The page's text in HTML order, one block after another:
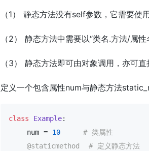
（1） 静态方法没有self参数，它需要使
（2） 静态方法中需要以“类名.方法/属性
（3） 静态方法即可由对象调用，亦可直
定义一个包含属性num与静态方法
class Example:
    num =
10
# 类属性
    @staticmethod  # 定义静态方法